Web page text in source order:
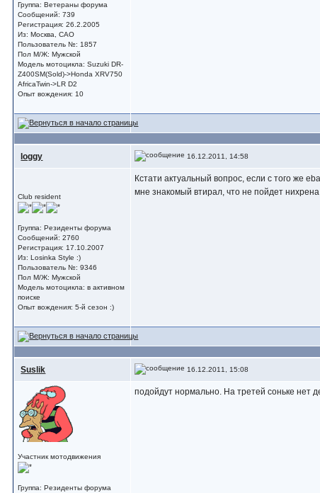
Группа: Ветераны форума
Сообщений: 739
Регистрация: 26.2.2005
Из: Москва, САО
Пользователь №: 1857
Пол М/Ж: Мужской
Модель мотоцикла: Suzuki DR-
Z400SM(Sold)->Honda XRV750
AfricaTwin->LR D2
Опыт вождения: 10
loggy 16.12.2011, 14:58
Club resident
Группа: Резиденты форума
Сообщений: 2760
Регистрация: 17.10.2007
Из: Losinka Style :)
Пользователь №: 9346
Пол М/Ж: Мужской
Модель мотоцикла: в активном
поиске
Опыт вождения: 5-й сезон :)
Кстати актуальный вопрос, если с того же
мне знакомый втирал, что не пойдет нихрена
Suslik 16.12.2011, 15:08
Участник мотодвижения
Группа: Резиденты форума
подойдут нормально. На третей соньке нет